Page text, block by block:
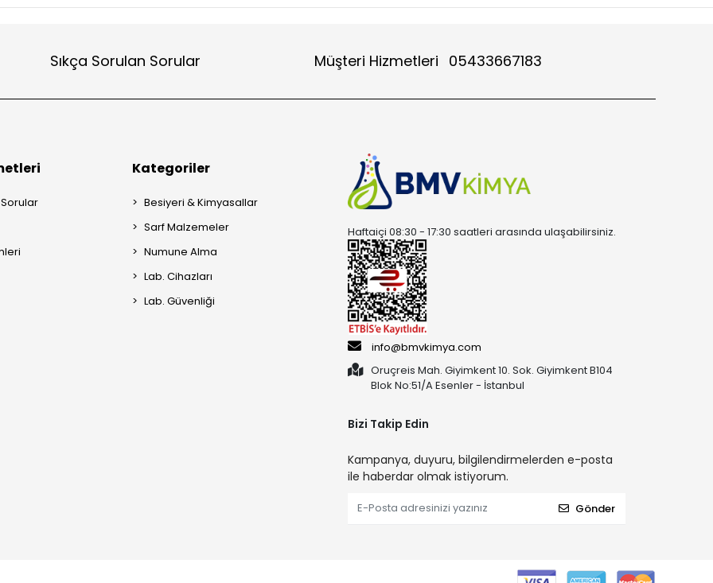
Sıkça Sorulan Sorular Müşteri Hizmetleri 05433667183
Kategoriler
Besiyeri & Kimyasallar
Sarf Malzemeler
Numune Alma
Lab. Cihazları
Lab. Güvenliği
Haftaiçi 08:30 - 17:30 saatleri arasında ulaşabilirsiniz.
info@bmvkimya.com
Oruçreis Mah. Giyimkent 10. Sok. Giyimkent B104
Blok No:51/A Esenler - İstanbul
Bizi Takip Edin
Kampanya, duyuru, bilgilendirmelerden e-posta
ile haberdar olmak istiyorum.
Gönder